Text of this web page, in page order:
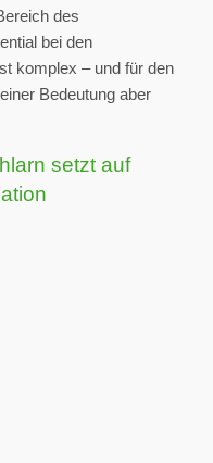
des
bei den
komplex – und für den
Bedeutung aber
setzt auf